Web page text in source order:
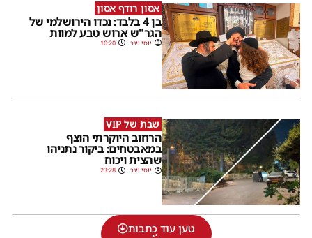
אסון רודף אסון
בן 4 בלבד: נכדו הירושלמי של
הגר"ש ארוש טבע למוות
יוסי וינר 10:20
שבת של VIP
הרחוב היוקרתי הוצף
במאבטחים: ביקור נתניהו
שהצית ויכוח
יוסי וינר 23:28
טען עוד כתבות